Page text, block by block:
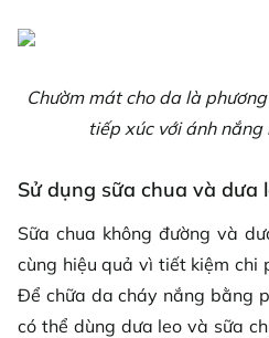
Chườm mát cho da là
tiếp xúc với ánh
Sử dụng sữa chua và dưa
Sữa chua không đường và
cùng hiệu quả vì tiết kiệm chi
Để chữa da cháy nắng bằng
có thể dùng dưa leo và sữa